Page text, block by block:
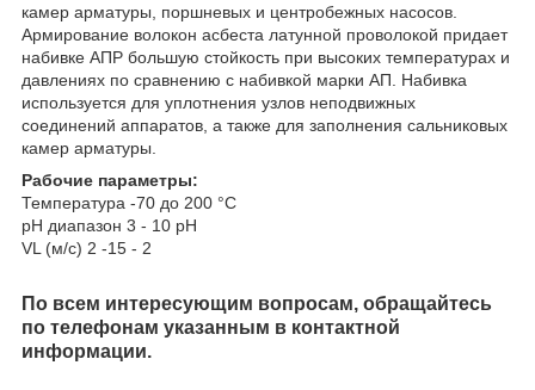
камер арматуры, поршневых и центробежных насосов.
Армирование волокон асбеста латунной проволокой придает
набивке АПР большую стойкость при высоких температурах и
давлениях по сравнению с набивкой марки АП. Набивка
используется для уплотнения узлов неподвижных
соединений аппаратов, а также для заполнения сальниковых
камер арматуры.
Рабочие параметры:
Температура -70 до 200 °C
pH диапазон 3 - 10 pH
VL (м/с) 2 -15 - 2
По всем интересующим вопросам, обращайтесь
по телефонам указанным в контактной
информации.